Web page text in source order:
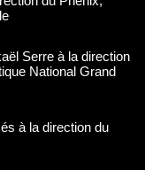
Serre à la direction
National Grand
à la direction du